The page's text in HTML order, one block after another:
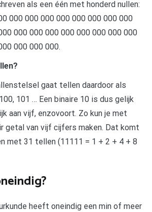
als een één met honderd nullen:
000 000 000 000 000 000 000 000
000 000 000 000 000 000 000 000
000 000 000.
gaat tellen daardoor als
101 … Een binaire 10 is dus gelijk
aan vijf, enzovoort. Zo kun je met
getal van vijf cijfers maken. Dat komt
met 31 tellen (11111 = 1 + 2 + 4 + 8
heeft oneindig een min of meer